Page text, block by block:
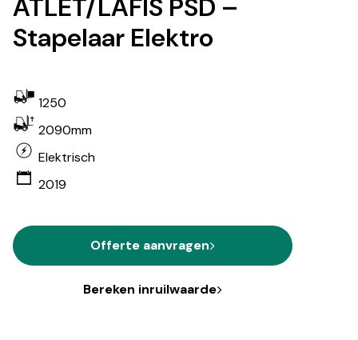
ATLET/LAFIS PSD –
Stapelaar Elektro
1250
2090mm
Elektrisch
2019
Offerte aanvragen
Bereken inruilwaarde